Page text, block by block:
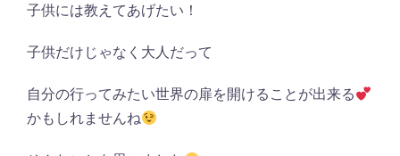
子供には教えてあげたい！
子供だけじゃなく大人だって
自分の行ってみたい世界の扉を開けることが出来る
かもしれませんね